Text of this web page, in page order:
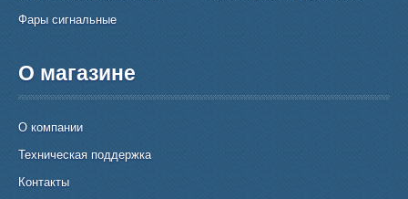
Фары сигнальные
О магазине
О компании
Техническая поддержка
Контакты